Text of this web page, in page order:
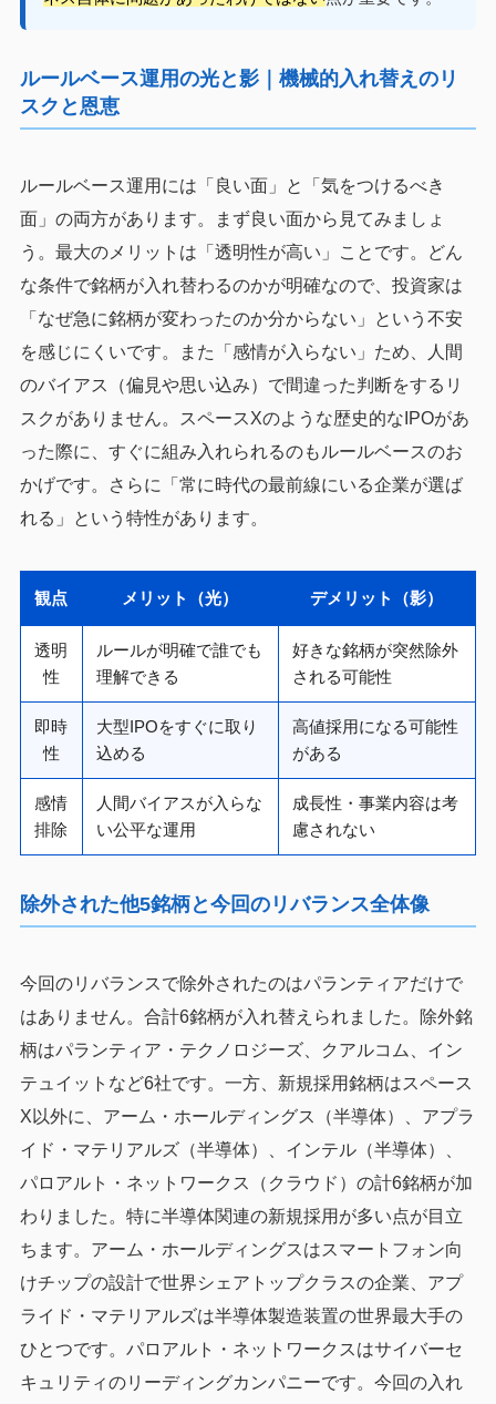
ルールベース運用の光と影｜機械的入れ替えのリ
スクと恩恵
ルールベース運用には「良い面」と「気をつけるべき
面」の両方があります。まず良い面から見てみましょ
う。最大のメリットは「透明性が高い」ことです。どん
な条件で銘柄が入れ替わるのかが明確なので、投資家は
「なぜ急に銘柄が変わったのか分からない」という不安
を感じにくいです。また「感情が入らない」ため、人間
のバイアス（偏見や思い込み）で間違った判断をするリ
スクがありません。スペースXのような歴史的なIPOがあ
った際に、すぐに組み入れられるのもルールベースのお
かげです。さらに「常に時代の最前線にいる企業が選ば
れる」という特性があります。
観点 メリット（光） デメリット（影）
透明
性
ルールが明確で誰でも
理解できる
好きな銘柄が突然除外
される可能性
即時
性
大型IPOをすぐに取り
込める
高値採用になる可能性
がある
感情
排除
人間バイアスが入らな
い公平な運用
成長性・事業内容は考
慮されない
除外された他5銘柄と今回のリバランス全体像
今回のリバランスで除外されたのはパランティアだけで
はありません。合計6銘柄が入れ替えられました。除外銘
柄はパランティア・テクノロジーズ、クアルコム、イン
テュイットなど6社です。一方、新規採用銘柄はスペース
X以外に、アーム・ホールディングス（半導体）、アプラ
イド・マテリアルズ（半導体）、インテル（半導体）、
パロアルト・ネットワークス（クラウド）の計6銘柄が加
わりました。特に半導体関連の新規採用が多い点が目立
ちます。アーム・ホールディングスはスマートフォン向
けチップの設計で世界シェアトップクラスの企業、アプ
ライド・マテリアルズは半導体製造装置の世界最大手の
ひとつです。パロアルト・ネットワークスはサイバーセ
キュリティのリーディングカンパニーです。今回の入れ